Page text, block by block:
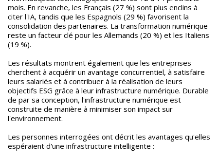
mois. En revanche, les Français (27 %) sont plus enclins à
citer l'IA, tandis que les Espagnols (29 %) favorisent la
consolidation des partenaires. La transformation numérique
reste un facteur clé pour les Allemands (20 %) et les Italiens
(19 %).
Les résultats montrent également que les entreprises
cherchent à acquérir un avantage concurrentiel, à satisfaire
leurs salariés et à contribuer à la réalisation de leurs
objectifs ESG grâce à leur infrastructure numérique. Durable
de par sa conception, l'infrastructure numérique est
construite de manière à minimiser son impact sur
l'environnement.
Les personnes interrogées ont décrit les avantages qu'elles
espéraient d'une infrastructure intelligente :